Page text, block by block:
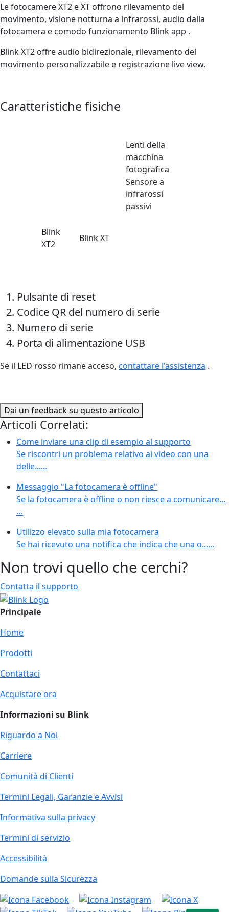
Le fotocamere XT2 e XT offrono rilevamento del
movimento, visione notturna a infrarossi, audio dalla
fotocamera e comodo funzionamento Blink app .
Blink XT2 offre audio bidirezionale, rilevamento del
movimento personalizzabile e registrazione live view.
Caratteristiche fisiche
Lenti della
macchina
fotografica
Sensore a
infrarossi
passivi
Blink
XT2
Blink XT
Pulsante di reset
Codice QR del numero di serie
Numero di serie
Porta di alimentazione USB
Se il LED rosso rimane acceso, contattare l'assistenza .
Dai un feedback su questo articolo
Articoli Correlati:
Come inviare una clip di esempio al supporto
Se riscontri un problema relativo ai video con una
delle...…
Messaggio "La fotocamera è offline"
Se la fotocamera è offline o non riesce a comunicare...
…
Utilizzo elevato sulla mia fotocamera
Se hai ricevuto una notifica che indica che una o...…
Non trovi quello che cerchi?
Contatta il supporto
Principale
Home
Prodotti
Contattaci
Acquistare ora
Informazioni su Blink
Riguardo a Noi
Carriere
Comunità di Clienti
Termini Legali, Garanzie e Avvisi
Informativa sulla privacy
Termini di servizio
Accessibilità
Domande sulla Sicurezza